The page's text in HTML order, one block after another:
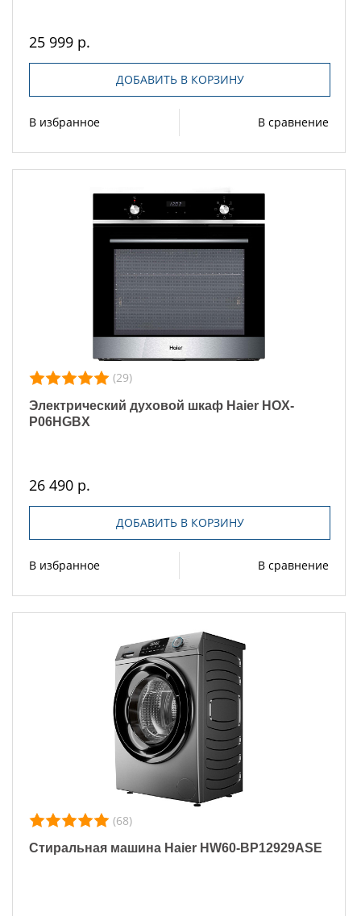
25 999 р.
ДОБАВИТЬ В КОРЗИНУ
В избранное В сравнение
(29)
Электрический духовой шкаф Haier HOX-
P06HGBX
26 490 р.
ДОБАВИТЬ В КОРЗИНУ
В избранное В сравнение
(68)
Стиральная машина Haier HW60-BP12929ASE